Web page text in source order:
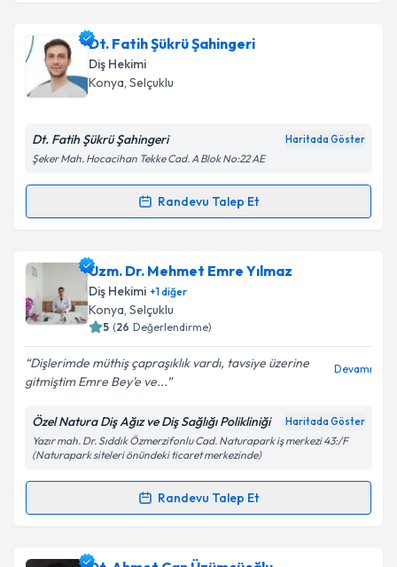
Takvim Talebini Gönder
Dr. Öğr. Üyesi Hakkı Çelebiiçin randevu takvimi
talebi oluşturun. Size bu uzmandan randevu almanız
için bir takvim hazırlandığında e-posta ile
bilgilendireceğiz.
Kişisel verilerimin işlenmesine ilişkinAydınlatma
kapsamda işlenmesini kabul ediyorum.
Takvim Talebini Gönder
Dt. Fatih Şükrü Şahingeri
Diş Hekimi
Konya, Selçuklu
Dt. Fatih Şükrü Şahingeri Haritada Göster
Şeker Mah. Hocacihan Tekke Cad. A Blok No:22 AE
Randevu Talep Et
Randevu Takvimi Talebi
Dt. Fatih Şükrü Şahingeriiçin randevu takvimi talebi
oluşturun. Size bu uzmandan randevu almanız için bir
takvim hazırlandığında e-posta ile bilgilendireceğiz.
Kişisel verilerimin işlenmesine ilişkin
Aydınlatma
Metni'ni okudum ve kişisel verilerimin belirtilen
kapsamda işlenmesini kabul ediyorum.
Takvim Talebini Gönder
Uzm. Dr. Mehmet Emre Yılmaz
Diş Hekimi +1diğer
Konya, Selçuklu
5 (26 Değerlendirme)
Dişlerimde müthiş çapraşıklık vardı, tavsiye üzerine
gitmiştim Emre Bey'e ve...
Devamı
Özel Natura Diş Ağız ve Diş Sağlığı Polikliniği Haritada Göster
Yazır mah. Dr. Sıddık Özmerzifonlu Cad. Naturapark iş merkezi 43:/F
(Naturapark siteleri önündeki ticaret merkezinde)
Randevu Talep Et
Randevu Takvimi Talebi